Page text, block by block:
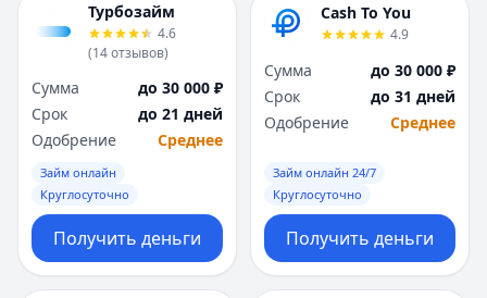
Турбозайм
4.6
(14отзывов)
Сумма
до 30 000 ₽
Срок
до 21 дней
Одобрение
Среднее
Займ онлайн
Круглосуточно
Получить деньги
Cash To You
4.9
Сумма
до 30 000 ₽
Срок
до 31 дней
Одобрение
Среднее
Займ онлайн 24/7
Круглосуточно
Получить деньги